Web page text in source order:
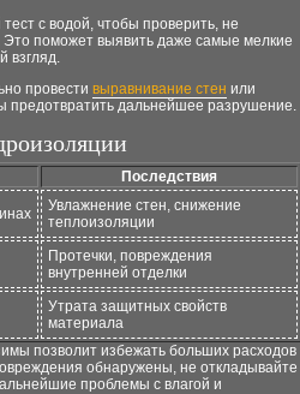
с водой, чтобы проверить, не
Это поможет выявить даже самые мелкие
взгляд.
провести выравнивание стен или
предотвратить дальнейшее разрушение.
Последствия
Увлажнение стен, снижение
теплоизоляции
Протечки, повреждения
внутренней отделки
Утрата защитных свойств
материала
позволит избежать больших расходов
обнаружены, не откладывайте
проблемы с влагой и